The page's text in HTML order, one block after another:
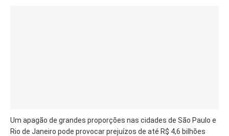
Um apagão de grandes proporções nas cidades de São Paulo e
Rio de Janeiro pode provocar prejuízos de até R$ 4,6 bilhões